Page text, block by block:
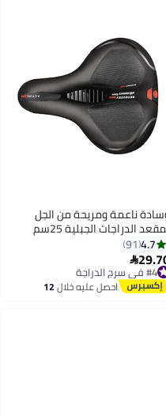
ناعمة ومريحة من الجل
الدراجات الجبلية 25سم
4.7
91
 #4 في سرج الدراجة
توصيل مجاني
بتخلّص بسرعة
تم بيع +10 مؤخرًا
احصل عليه خلال12